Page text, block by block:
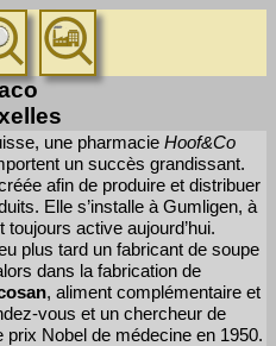
une pharmacie Hoof&Co
un succès grandissant.
afin de produire et distribuer
Elle s’installe à Gumligen, à
active aujourd’hui.
plus tard un fabricant de soupe
dans la fabrication de
, aliment complémentaire et
vous et un chercheur de
prix Nobel de médecine en 1950.